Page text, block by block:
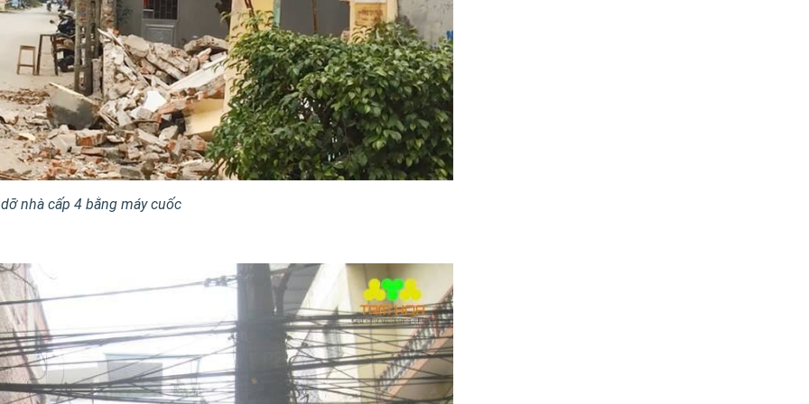
nhà cấp 4 bằng máy cuốc